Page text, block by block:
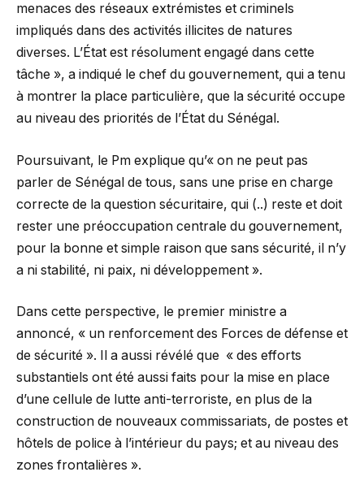
menaces des réseaux extrémistes et criminels
impliqués dans des activités illicites de natures
diverses. L’État est résolument engagé dans cette
tâche », a indiqué le chef du gouvernement, qui a tenu
à montrer la place particulière, que la sécurité occupe
au niveau des priorités de l’État du Sénégal.
Poursuivant, le Pm explique qu’« on ne peut pas
parler de Sénégal de tous, sans une prise en charge
correcte de la question sécuritaire, qui (..) reste et doit
rester une préoccupation centrale du gouvernement,
pour la bonne et simple raison que sans sécurité, il n’y
a ni stabilité, ni paix, ni développement ».
Dans cette perspective, le premier ministre a
annoncé, « un renforcement des Forces de défense et
de sécurité ». Il a aussi révélé que « des efforts
substantiels ont été aussi faits pour la mise en place
d’une cellule de lutte anti-terroriste, en plus de la
construction de nouveaux commissariats, de postes et
hôtels de police à l’intérieur du pays; et au niveau des
zones frontalières ».